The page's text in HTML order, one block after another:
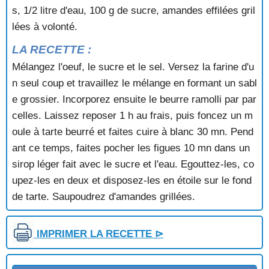
TARTE AUX POIRES ET AUX FRUITS CONFITS
TARTE AUX POIRES ET AUX NOIX
TARTE AUX POIRES RENVERSEE
TARTE AUX POMMES
TARTE AUX POMMES A LA NORMANDE
TARTE AUX POMMES A L'ENVERS
TARTE AUX POMMES ET AU FROMAGE BLANC
TARTE AUX POMMES ET AUX RAISINS
TARTE AUX POMMES ET AUX RAISINS
TARTE AUX POMMES GRATINEE
TARTE AUX POMMES MERINGUEE
TARTE AUX POMMES REINETTES
TARTE AUX PRUNEAUX
TARTE AUX PRUNES ET A LA FRANGIPANE
TARTE AUX PRUNES ET AUX AMANDES
s, 1/2 litre d'eau, 100 g de sucre, amandes effilées gril
lées à volonté.
LA RECETTE :
Mélangez l'oeuf, le sucre et le sel. Versez la farine d'u
n seul coup et travaillez le mélange en formant un sabl
e grossier. Incorporez ensuite le beurre ramolli par par
celles. Laissez reposer 1 h au frais, puis foncez un m
oule à tarte beurré et faites cuire à blanc 30 mn. Pend
ant ce temps, faites pocher les figues 10 mn dans un
sirop léger fait avec le sucre et l'eau. Egouttez-les, co
upez-les en deux et disposez-les en étoile sur le fond
de tarte. Saupoudrez d'amandes grillées.
IMPRIMER LA RECETTE ⊳